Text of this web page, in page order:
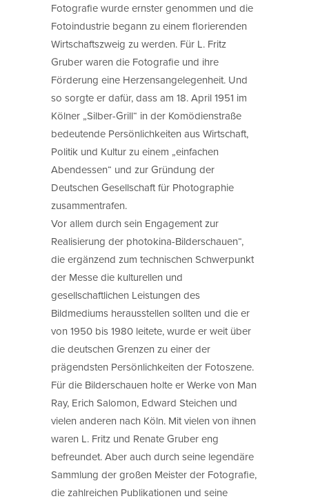
Fotografie wurde ernster genommen und die
Fotoindustrie begann zu einem florierenden
Wirtschaftszweig zu werden. Für L. Fritz
Gruber waren die Fotografie und ihre
Förderung eine Herzensangelegenheit. Und
so sorgte er dafür, dass am 18. April 1951 im
Kölner „Silber-Grill“ in der Komödienstraße
bedeutende Persönlichkeiten aus Wirtschaft,
Politik und Kultur zu einem „einfachen
Abendessen“ und zur Gründung der
Deutschen Gesellschaft für Photographie
zusammentrafen.
Vor allem durch sein Engagement zur
Realisierung der photokina-Bilderschauen“,
die ergänzend zum technischen Schwerpunkt
der Messe die kulturellen und
gesellschaftlichen Leistungen des
Bildmediums herausstellen sollten und die er
von 1950 bis 1980 leitete, wurde er weit über
die deutschen Grenzen zu einer der
prägendsten Persönlichkeiten der Fotoszene.
Für die Bilderschauen holte er Werke von Man
Ray, Erich Salomon, Edward Steichen und
vielen anderen nach Köln. Mit vielen von ihnen
waren L. Fritz und Renate Gruber eng
befreundet. Aber auch durch seine legendäre
Sammlung der großen Meister der Fotografie,
die zahlreichen Publikationen und seine